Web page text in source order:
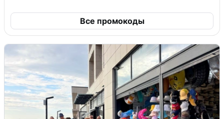
Все промокоды